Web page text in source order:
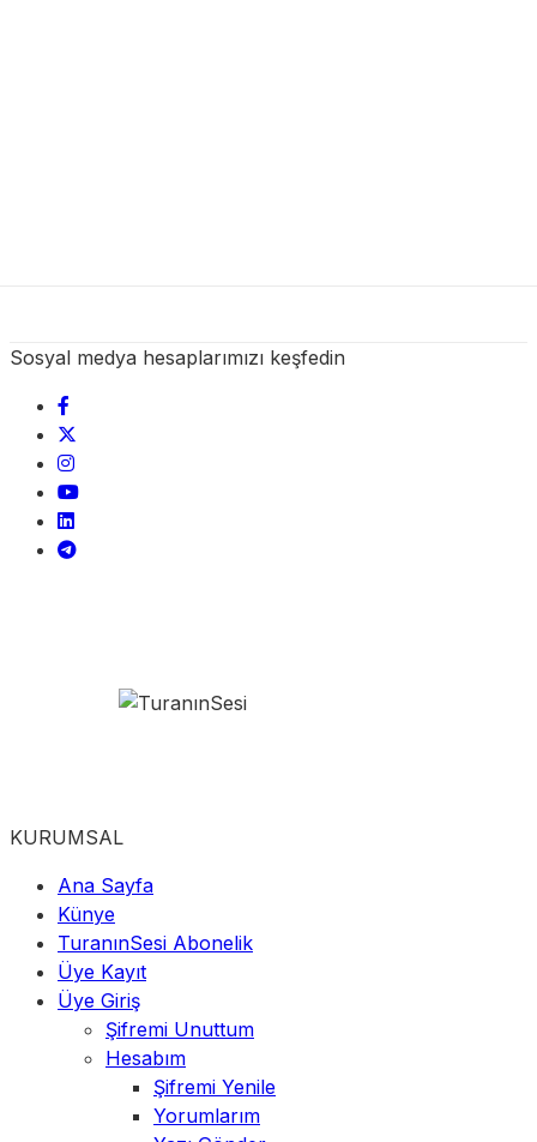
Sosyal medya hesaplarımızı keşfedin
KURUMSAL
Ana Sayfa
Künye
TuranınSesi Abonelik
Üye Kayıt
Üye Giriş
Şifremi Unuttum
Hesabım
Şifremi Yenile
Yorumlarım